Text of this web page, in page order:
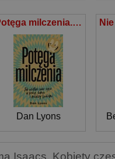
Potęga milczenia. Jak ułatwić sobie życie w pracy, domu i między ludźmi
Dan Lyons
Isaacs. Kobiety